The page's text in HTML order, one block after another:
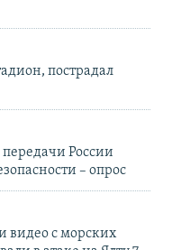
пострадал
России
– опрос
видео с морских